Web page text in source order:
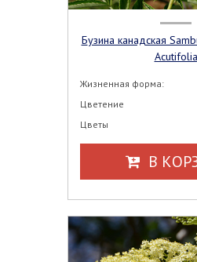
Бузина канадская Sambucus canadensis
Acutifolia
Жизненная форма:
Цветение
Цветы
В